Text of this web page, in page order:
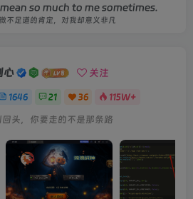
so much to me sometimes.
不足道的肯定，对我却意义非凡
心 关注
1646 21 36 115W+
回头，你要走的不是那条路